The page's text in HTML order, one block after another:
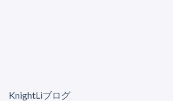
KnightLiブログ